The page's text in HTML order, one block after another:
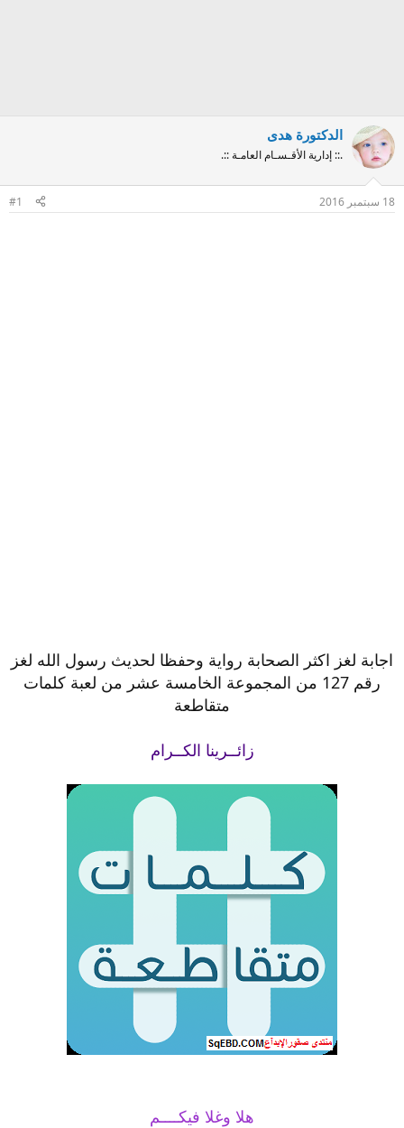
الدكتورة هدى
.:: إدارية الأقـسـام العامـة ::.
18 سبتمبر 2016 #1
اجابة لغز اكثر الصحابة رواية وحفظا لحديث رسول الله لغز
رقم 127 من المجموعة الخامسة عشر من لعبة كلمات
متقاطعة
زائــرينا الكــرام
هلا وغلا فيكــــم